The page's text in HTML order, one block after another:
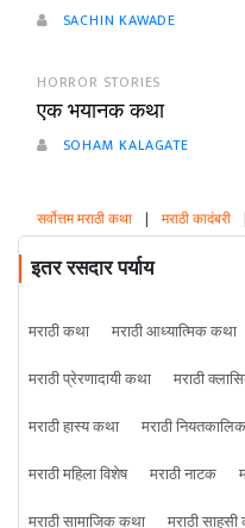
SACHIN KAWADE
HORROR STORIES
एक भयानक कथा
SOHAM KALAGATE
सर्वोत्तम मराठी कथा | मराठी कादंबरी |
इतर रसदार पर्याय
मराठी कथा मराठी आध्यात्मिक कथा
मराठी प्रेरणादायी कथा
मराठी
मराठी हास्य कथा
मराठी नियतकालिक
मराठी महिला विशेष
मराठी नाटक
मराठी सामाजिक कथा
मराठी